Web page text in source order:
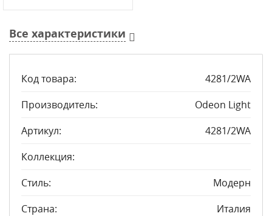
Все характеристики
Код товара:
4281/2WA
Производитель:
Odeon Light
Артикул:
4281/2WA
Коллекция:
Стиль:
Модерн
Страна:
Италия